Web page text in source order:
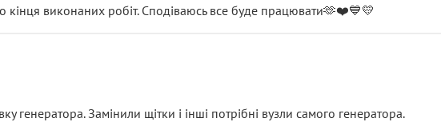
кінця виконаних робіт. Сподіваюсь все буде працювати🫶❤️💙💛
генератора. Замінили щітки і інші потрібні вузли самого генератора.